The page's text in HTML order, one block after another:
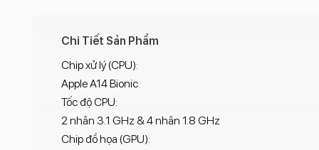
Chi Tiết Sản Phẩm
Chip xử lý (CPU):
Apple A14 Bionic
Tốc độ CPU:
2 nhân 3.1 GHz & 4 nhân 1.8 GHz
Chip đồ họa (GPU):